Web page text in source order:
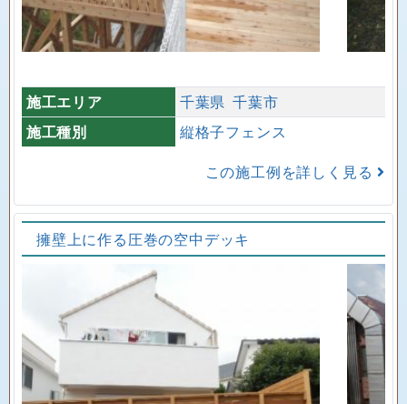
施工エリア 千葉県 千葉市
施工種別
縦格子フェンス
この施工例を詳しく見る
擁壁上に作る圧巻の空中デッキ